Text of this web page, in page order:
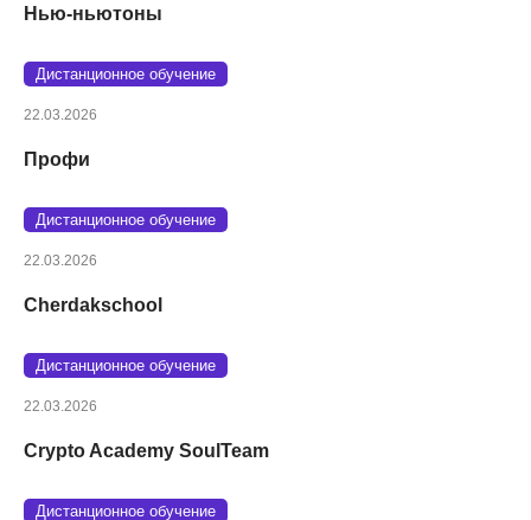
Нью-ньютоны
Дистанционное обучение
22.03.2026
Профи
Дистанционное обучение
22.03.2026
Cherdakschool
Дистанционное обучение
22.03.2026
Crypto Academy SoulTeam
Дистанционное обучение